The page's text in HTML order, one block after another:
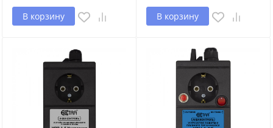
В корзину В корзину